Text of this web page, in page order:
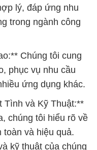
lý, đáp ứng nhu
trong ngành công
Chúng tôi cung
phục vụ nhu cầu
ứng dụng khác.
Tình và Kỹ Thuật:**
chúng tôi hiểu rõ về
toàn và hiệu quả.
kỹ thuật của chúng